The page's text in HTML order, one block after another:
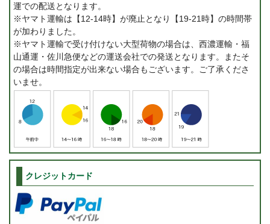
運での配送となります。
※ヤマト運輸は【12-14時】が廃止となり【19-21時】の時間帯
が加わりました。
※ヤマト運輸で受け付けない大型荷物の場合は、西濃運輸・福
山通運・佐川急便などの運送会社での発送となります。またそ
の場合は時間指定が出来ない場合もございます。ご了承くださ
いませ。
クレジットカード